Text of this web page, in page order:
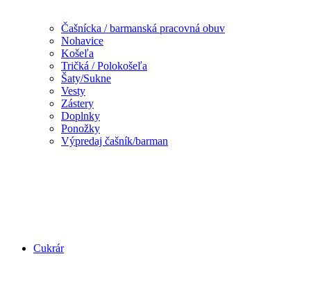
Čašnícka / barmanská pracovná obuv
Nohavice
Košeľa
Tričká / Polokošeľa
Šaty/Sukne
Vesty
Zástery
Doplnky
Ponožky
Výpredaj čašník/barman
Cukrár